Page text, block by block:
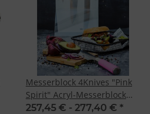
Messerblock 4Knives "Pink
Spirit" Acryl-Messerblock
von F. Dick
257,45 € - 277,40 € *